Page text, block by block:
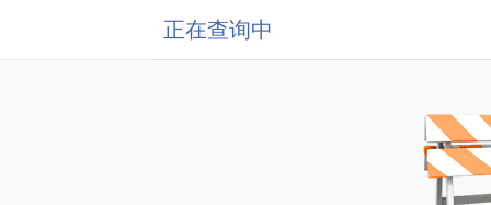
正在查询中